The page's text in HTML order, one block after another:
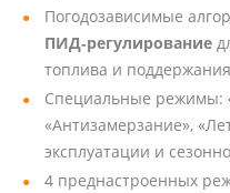
Погодозависимые
ПИД‑регулирование
топлива и
Специальные режимы:
«Антизамерзание»,
эксплуатации и
4 преднастроенных